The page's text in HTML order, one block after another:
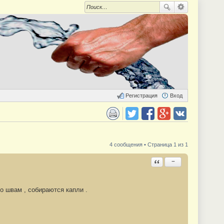
Вход
Регистрация
4 сообщения • Страница 1 из 1
Ответить с цитатой
−
швам , собираются капли .